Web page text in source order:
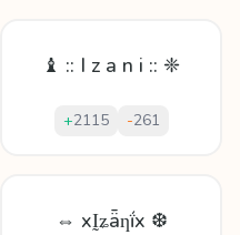
♝ :: I z a n i :: ❈
+2115 -261
⇔ xḬʑǟƞḯx ❆